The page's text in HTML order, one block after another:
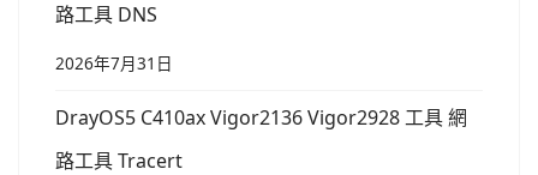
路工具 DNS
2026年7月31日
DrayOS5 C410ax Vigor2136 Vigor2928 工具 網
路工具 Tracert